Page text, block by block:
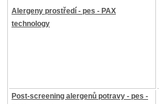
Alergeny prostředí - pes - PAX
technology
Post-screening alergenů potravy - pes -